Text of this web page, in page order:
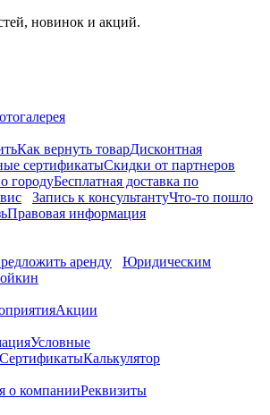
новинок и акций.
Как вернуть товарДисконтная
сертификатыСкидки от партнеров
городуБесплатная доставка по
Запись к консультантуЧто-то пошло
Правовая информация
аренду
Юридическим
Акции
Условные
СертификатыКалькулятор
о компанииРеквизиты